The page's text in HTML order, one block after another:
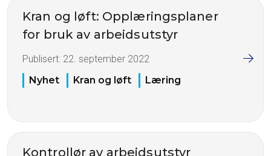
Kran og løft: Opplæringsplaner
for bruk av arbeidsutstyr
Publisert: 22. september 2022
Nyhet
Kran og løft Læring
Kontrollør av arbeidsutstyr